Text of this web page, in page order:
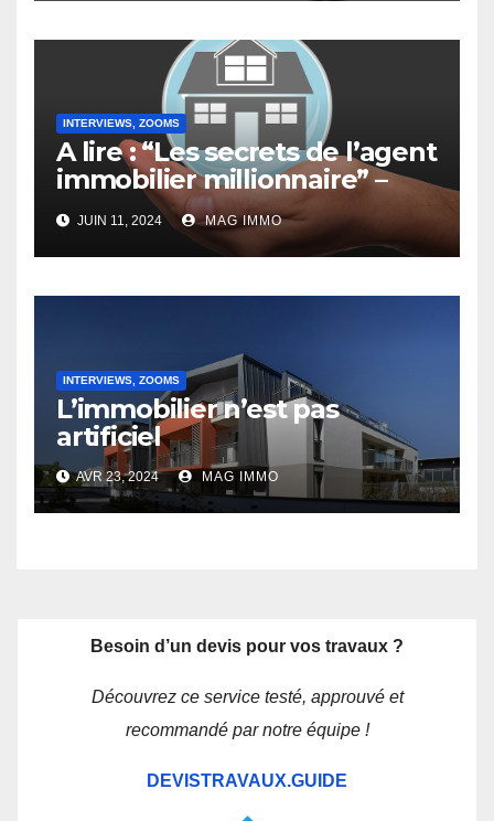
INTERVIEWS, ZOOMS
A lire : “Les secrets de l’agent
immobilier millionnaire” –
Interview de Jacques
Doassans-Bernard
JUIN 11, 2024 MAG IMMO
INTERVIEWS, ZOOMS
L’immobilier n’est pas
artificiel
AVR 23, 2024 MAG IMMO
Besoin d’un devis pour vos travaux ?
Découvrez ce service testé, approuvé et
recommandé par notre équipe !
DEVISTRAVAUX.GUIDE